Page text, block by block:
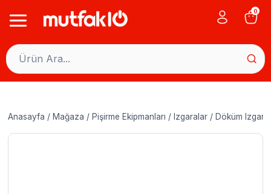
0
Anasayfa / Mağaza / Pişirme Ekipmanları / Izgaralar / Döküm